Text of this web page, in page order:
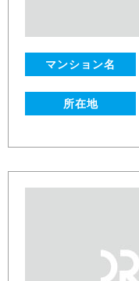
マンション名
所在地